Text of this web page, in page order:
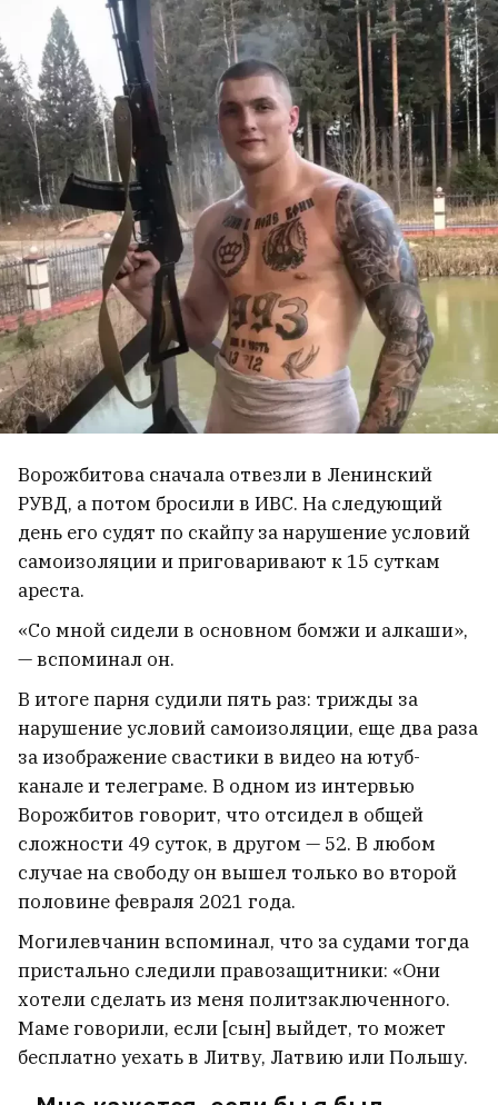
Ворожбитова сначала отвезли в Ленинский
РУВД, а потом бросили в ИВС. На следующий
день его судят по скайпу за нарушение условий
самоизоляции и приговаривают к 15 суткам
ареста.
«Со мной сидели в основном бомжи и алкаши»,
— вспоминал он.
В итоге парня судили пять раз: трижды за
нарушение условий самоизоляции, еще два раза
за изображение свастики в видео на ютуб-
канале и телеграме. В одном из интервью
Ворожбитов говорит, что отсидел в общей
сложности 49 суток, в другом — 52. В любом
случае на свободу он вышел только во второй
половине февраля 2021 года.
Могилевчанин вспоминал, что за судами тогда
пристально следили правозащитники: «Они
хотели сделать из меня политзаключенного.
Маме говорили, если [сын] выйдет, то может
бесплатно уехать в Литву, Латвию или Польшу.